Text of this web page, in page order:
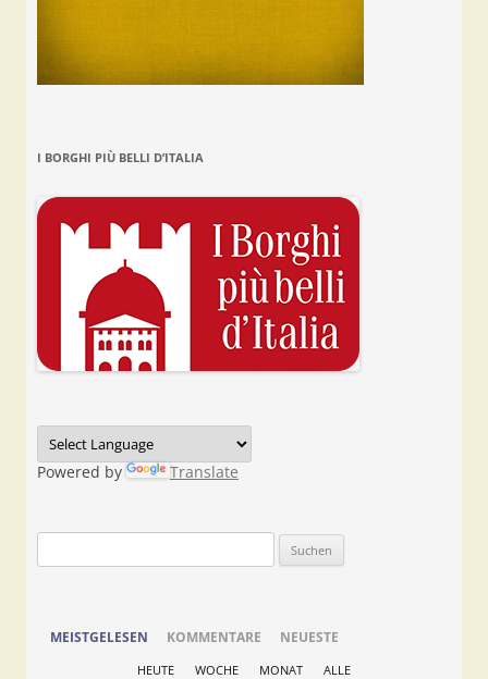
I BORGHI PIÙ BELLI D’ITALIA
Powered by Translate
nach:
MEISTGELESEN KOMMENTARE NEUESTE
HEUTE WOCHE MONAT ALLE